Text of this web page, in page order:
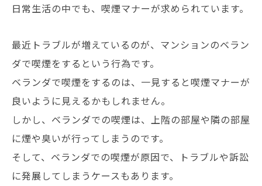
日常生活の中でも、喫煙マナーが求められています。
最近トラブルが増えているのが、マンションのベラン
ダで喫煙をするという行為です。
ベランダで喫煙をするのは、一見すると喫煙マナーが
良いように見えるかもしれません。
しかし、ベランダでの喫煙は、上階の部屋や隣の部屋
に煙や臭いが行ってしまうのです。
そして、ベランダでの喫煙が原因で、トラブルや訴訟
に発展してしまうケースもあります。